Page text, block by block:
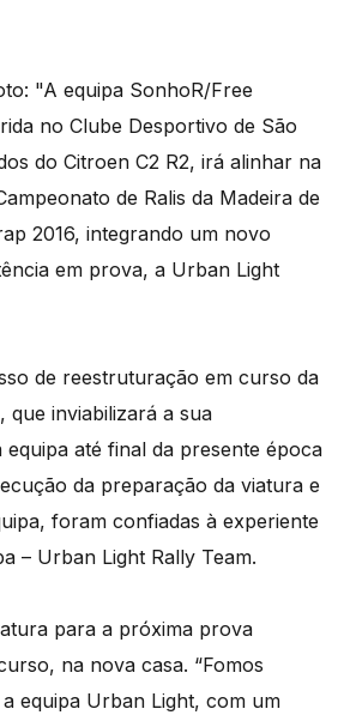
"A equipa SonhoR/Free
no Clube Desportivo de São
do Citroen C2 R2, irá alinhar na
de Ralis da Madeira de
2016, integrando um novo
em prova, a Urban Light
de reestruturação em curso da
que inviabilizará a sua
equipa até final da presente época
da preparação da viatura e
foram confiadas à experiente
– Urban Light Rally Team.
para a próxima prova
na nova casa. “Fomos
equipa Urban Light, com um